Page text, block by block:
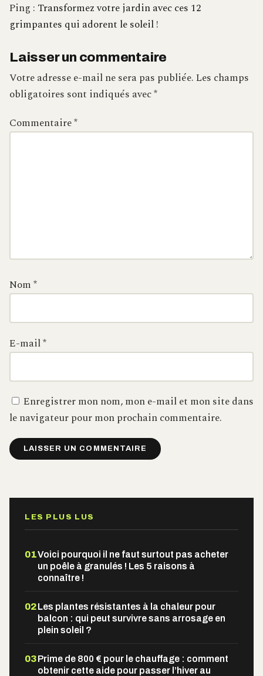
Ping : Transformez votre jardin avec ces 12
grimpantes qui adorent le soleil !
Laisser un commentaire
Votre adresse e-mail ne sera pas publiée.Les champs
obligatoires sont indiqués avec*
Commentaire*
Nom*
E-mail*
Enregistrer mon nom, mon e-mail et mon site dans
le navigateur pour mon prochain commentaire.
LES PLUS LUS
01Voici pourquoi il ne faut surtout pas acheter
un poêle à granulés ! Les 5 raisons à
connaître !
02Les plantes résistantes à la chaleur pour
balcon : qui peut survivre sans arrosage en
plein soleil ?
03Prime de 800 € pour le chauffage : comment
obtenir cette aide pour passer l’hiver au